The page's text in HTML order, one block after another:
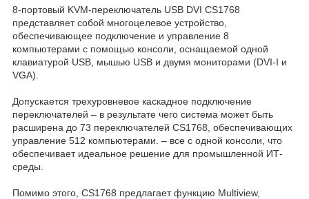
8-портовый KVM-переключатель USB DVI CS1768
представляет собой многоцелевое устройство,
обеспечивающее подключение и управление 8
компьютерами с помощью консоли, оснащаемой одной
клавиатурой USB, мышью USB и двумя мониторами (DVI-I и
VGA).
Допускается трехуровневое каскадное подключение
переключателей – в результате чего система может быть
расширена до 73 переключателей CS1768, обеспечивающих
управление 512 компьютерами. – все с одной консоли, что
обеспечивает идеальное решение для промышленной ИТ-
среды.
Помимо этого, CS1768 предлагает функцию Multiview,